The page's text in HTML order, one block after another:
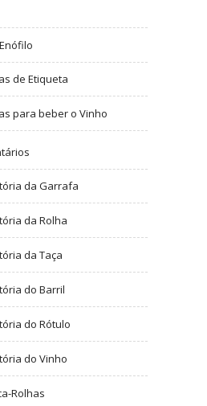
de Etiqueta
para beber o Vinho
da Garrafa
da Rolha
da Taça
do Barril
do Rótulo
do Vinho
Rolhas